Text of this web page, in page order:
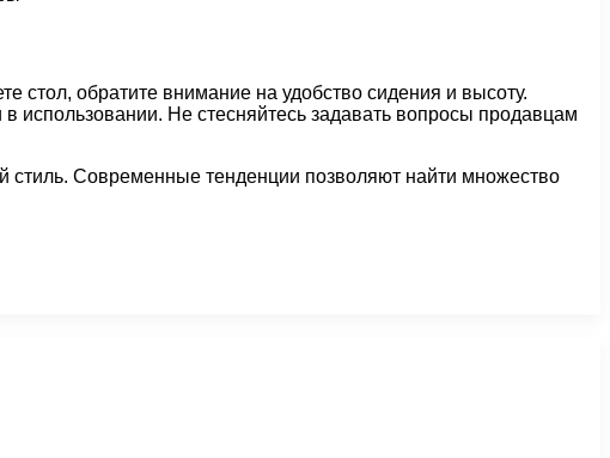
стол, обратите внимание на удобство сидения и высоту.
использовании. Не стесняйтесь задавать вопросы продавцам
Современные тенденции позволяют найти множество